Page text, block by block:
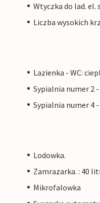
Wtyczka do lad. el.
Liczba wysokich
Lazienka - WC:
Sypialnia numer 2
Sypialnia numer 4
Lodowka.
Zamrazarka. : 40
Mikrofalowka